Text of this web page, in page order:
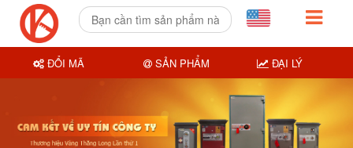
ĐỔI MÃ SẢN PHẨM ĐẠI LÝ